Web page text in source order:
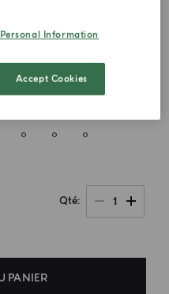
Qté 1
PANIER
Information
Accept Cookies